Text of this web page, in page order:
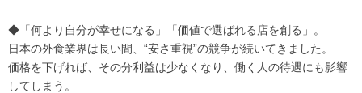
◆「何より自分が幸せになる」「価値で選ばれる店を創る」。
日本の外食業界は長い間、“安さ重視”の競争が続いてきました。
価格を下げれば、その分利益は少なくなり、働く人の待遇にも影響
してしまう。